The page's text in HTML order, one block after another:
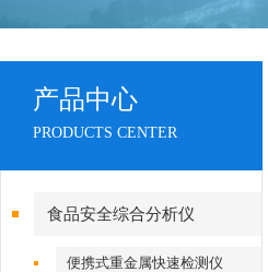
产品中心
PRODUCTS CENTER
食品安全综合分析仪
便携式重金属快速检测仪